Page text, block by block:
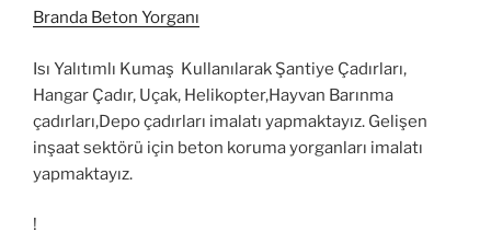
Branda Beton Yorganı
Isı Yalıtımlı Kumaş Kullanılarak Şantiye Çadırları,
Hangar Çadır, Uçak, Helikopter,Hayvan Barınma
çadırları,Depo çadırları imalatı yapmaktayız. Gelişen
inşaat sektörü için beton koruma yorganları imalatı
yapmaktayız.
!